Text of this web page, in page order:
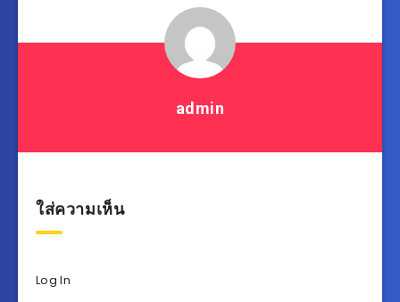
admin
ใส่ความเห็น
Log In